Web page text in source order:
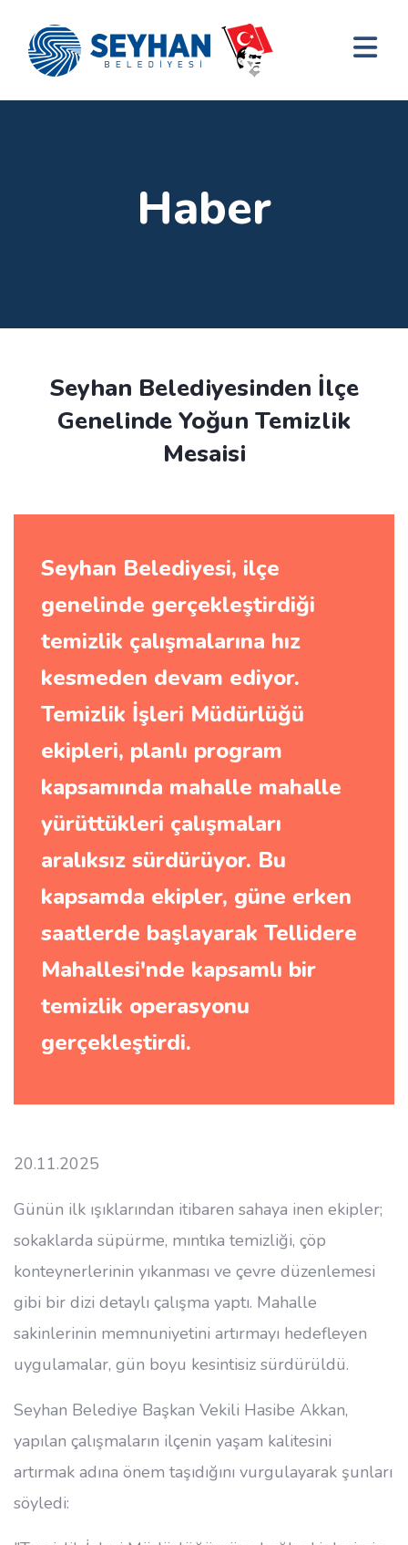
Haber
Seyhan Belediyesinden İlçe
Genelinde Yoğun Temizlik
Mesaisi
Seyhan Belediyesi, ilçe
genelinde gerçekleştirdiği
temizlik çalışmalarına hız
kesmeden devam ediyor.
Temizlik İşleri Müdürlüğü
ekipleri, planlı program
kapsamında mahalle mahalle
yürüttükleri çalışmaları
aralıksız sürdürüyor. Bu
kapsamda ekipler, güne erken
saatlerde başlayarak Tellidere
Mahallesi'nde kapsamlı bir
temizlik operasyonu
gerçekleştirdi.
20.11.2025
Günün ilk ışıklarından itibaren sahaya inen ekipler;
sokaklarda süpürme, mıntıka temizliği, çöp
konteynerlerinin yıkanması ve çevre düzenlemesi
gibi bir dizi detaylı çalışma yaptı. Mahalle
sakinlerinin memnuniyetini artırmayı hedefleyen
uygulamalar, gün boyu kesintisiz sürdürüldü.
Seyhan Belediye Başkan Vekili Hasibe Akkan,
yapılan çalışmaların ilçenin yaşam kalitesini
artırmak adına önem taşıdığını vurgulayarak şunları
söyledi: